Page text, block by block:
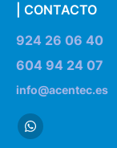
| CONTACTO
924 26 06 40
604 94 24 07
info@acentec.es